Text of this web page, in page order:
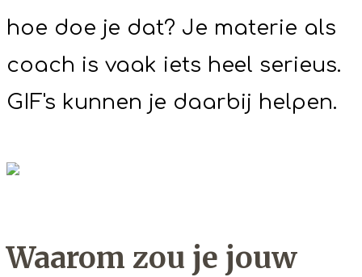
hoe doe je dat? Je materie als
coach is vaak iets heel serieus.
GIF's kunnen je daarbij helpen.
Waarom zou je jouw